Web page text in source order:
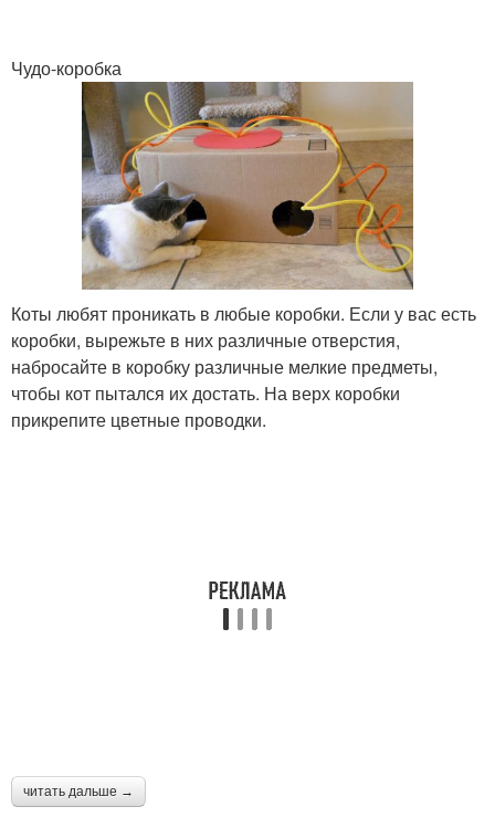
Чудо-коробка
Коты любят проникать в любые коробки. Если у вас есть
коробки, вырежьте в них различные отверстия,
набросайте в коробку различные мелкие предметы,
чтобы кот пытался их достать. На верх коробки
прикрепите цветные проводки.
читать дальше →